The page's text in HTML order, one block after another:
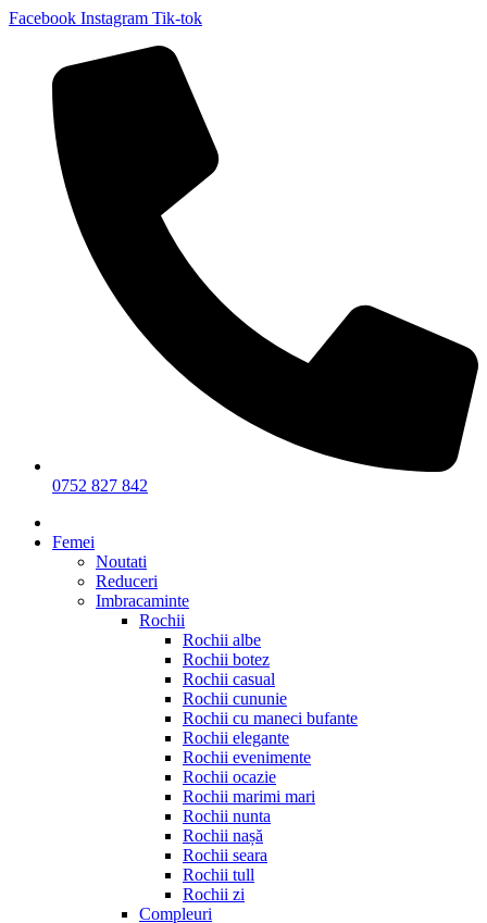
Facebook Instagram Tik-tok
0752 827 842
Femei
Noutati
Reduceri
Imbracaminte
Rochii
Rochii albe
Rochii botez
Rochii casual
Rochii cununie
Rochii cu maneci bufante
Rochii elegante
Rochii evenimente
Rochii ocazie
Rochii marimi mari
Rochii nunta
Rochii nașă
Rochii seara
Rochii tull
Rochii zi
Compleuri